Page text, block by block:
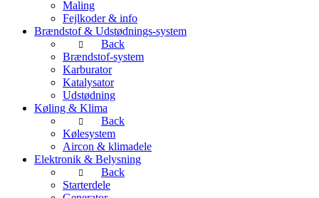
Maling
Fejlkoder & info
Brændstof & Udstødnings-system
Back
Brændstof-system
Karburator
Katalysator
Udstødning
Køling & Klima
Back
Kølesystem
Aircon & klimadele
Elektronik & Belysning
Back
Starterdele